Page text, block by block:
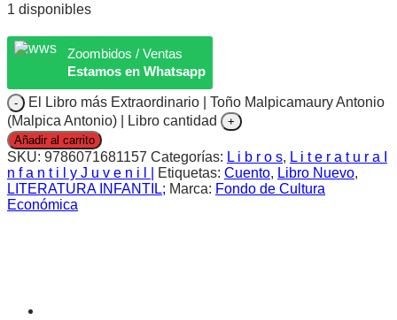
1 disponibles
Zoombidos / Ventas
Estamos en Whatsapp
El Libro más Extraordinario | Toño Malpicamaury Antonio
(Malpica Antonio) | Libro cantidad
Añadir al carrito
SKU: 9786071681157 Categorías: L i b r o s, L i t e r a t u r a I
n f a n t i l y J u v e n i l |
Etiquetas: Cuento, Libro Nuevo,
LITERATURA INFANTIL; Marca: Fondo de Cultura
Económica